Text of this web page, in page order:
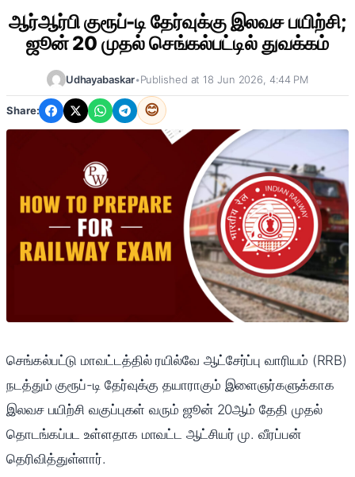
ஆர்ஆர்பி குரூப்-டி தேர்வுக்கு இலவச பயிற்சி;
ஜூன் 20 முதல் செங்கல்பட்டில் துவக்கம்
Udhayabaskar•Published at 18 Jun 2026, 4:44 PM
Share: 😊
செங்கல்பட்டு மாவட்டத்தில் ரயில்வே ஆட்சேர்ப்பு வாரியம் (RRB)
நடத்தும் குரூப்-டி தேர்வுக்கு தயாராகும் இளைஞர்களுக்காக
இலவச பயிற்சி வகுப்புகள் வரும் ஜூன் 20ஆம் தேதி முதல்
தொடங்கப்பட உள்ளதாக மாவட்ட ஆட்சியர் மு. வீரப்பன்
தெரிவித்துள்ளார்.